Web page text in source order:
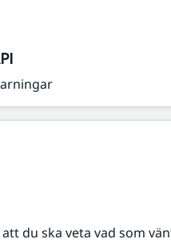
du ska veta vad som